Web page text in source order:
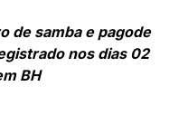
de samba e pagode
nos dias 02
BH